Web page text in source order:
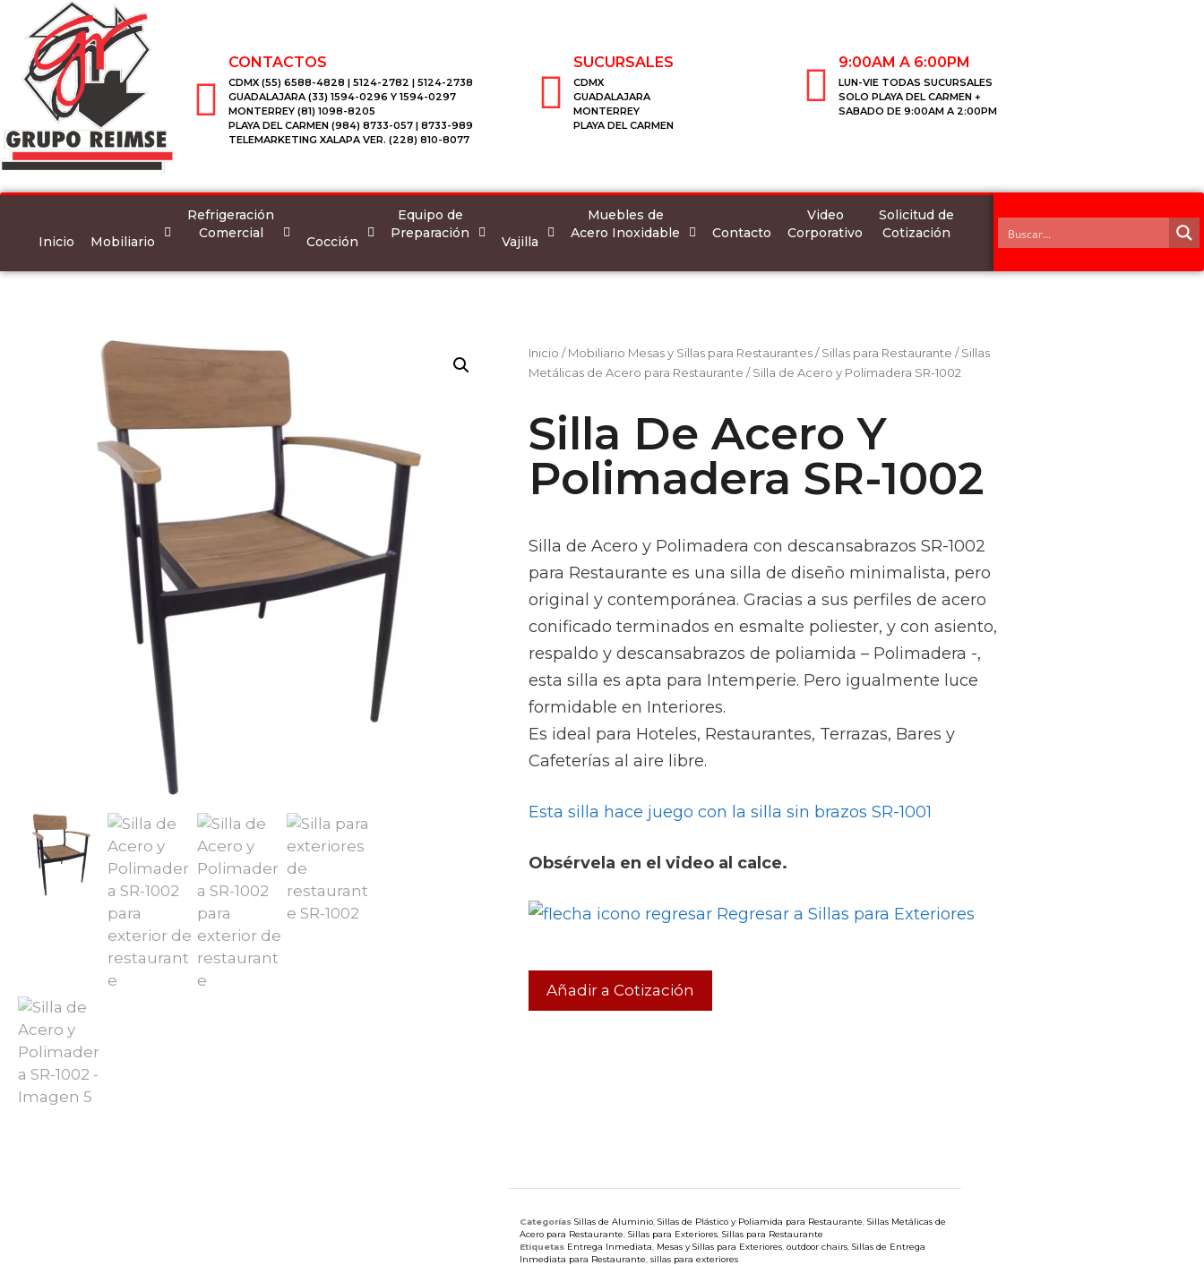
CONTACTOS
CDMX (55) 6588-4828 | 5124-2782 | 5124-2738
GUADALAJARA (33) 1594-0296 Y 1594-0297
MONTERREY (81) 1098-8205
PLAYA DEL CARMEN (984) 8733-057 | 8733-989
TELEMARKETING XALAPA VER. (228) 810-8077
SUCURSALES
CDMX
GUADALAJARA
MONTERREY
PLAYA DEL CARMEN
9:00AM A 6:00PM
LUN-VIE TODAS SUCURSALES
SOLO PLAYA DEL CARMEN +
SABADO DE 9:00AM A 2:00PM
Inicio Mobiliario
Refrigeración
Comercial
Cocción
Equipo de
Preparación
Vajilla
Muebles de
Acero Inoxidable
Contacto
Video
Corporativo
Solicitud de
Cotización
Inicio /Mobiliario Mesas y Sillas para Restaurantes/Sillas para Restaurante /Sillas
Metálicas de Acero para Restaurante / Silla de Acero y Polimadera SR-1002
Silla De Acero Y
Polimadera SR-1002
Silla de Acero y Polimadera con descansabrazos SR-1002
para Restaurante es una silla de diseño minimalista, pero
original y contemporánea. Gracias a sus perfiles de acero
conificado terminados en esmalte poliester, y con asiento,
respaldo y descansabrazos de poliamida – Polimadera -,
esta silla es apta para Intemperie. Pero igualmente luce
formidable en Interiores.
Es ideal para Hoteles, Restaurantes, Terrazas, Bares y
Cafeterías al aire libre.
Esta silla hace juego con la silla sin brazos SR-1001
Obsérvela en el video al calce.
Regresar a Sillas para Exteriores
Añadir a Cotización
Categorías Sillas de Aluminio Sillas de Plástico y Poliamida para Restaurante Sillas Metálicas de
Acero para Restaurante Sillas para Exteriores Sillas para Restaurante
Etiquetas Entrega Inmediata Mesas y Sillas para Exteriores outdoor chairs Sillas de Entrega
Inmediata para Restaurante sillas para exteriores